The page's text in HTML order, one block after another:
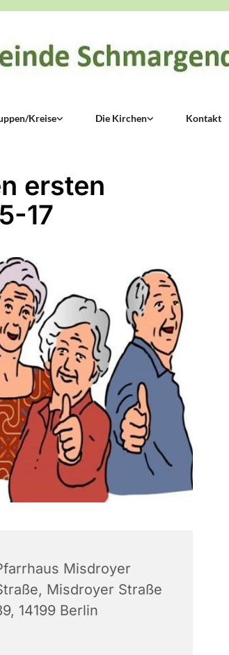
Kreise Die Kirchen Kontakt
ersten
17
Misdroyer
Misdroyer Straße
14199 Berlin